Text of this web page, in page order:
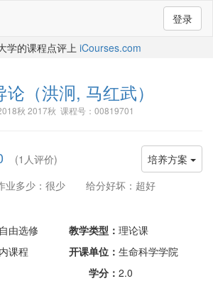
登录
学的课程点评上 iCourses.com
论 （洪泂, 马红武）
秋 2017秋 课程号：00819701
培养方案
(1人评价)
业多少：很少
给分好坏：超好
由选修 教学类型： 理论课
课程 开课单位： 生命科学学院
学分： 2.0